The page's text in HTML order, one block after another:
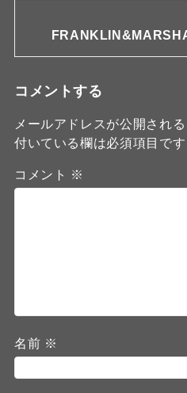
コメントする
メールアドレスが公開され
付いている欄は必須項目です
コメント ※
名前 ※